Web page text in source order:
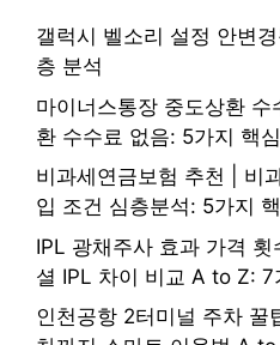
갤럭시 벨소리 설정 안변
층 분석
마이너스통장 중도상환
환 수수료 없음: 5가지 핵
비과세연금보험 추천 | 비
입 조건 심층분석: 5가지
IPL 광채주사 효과 가격
셜 IPL 차이 비교 A to Z: 7
인천공항 2터미널 주차 꿀